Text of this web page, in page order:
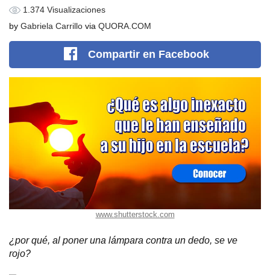
1.374 Visualizaciones
by Gabriela Carrillo via QUORA.COM
Compartir en Facebook
www.shutterstock.com
¿por qué, al poner una lámpara contra un dedo, se ve
rojo?